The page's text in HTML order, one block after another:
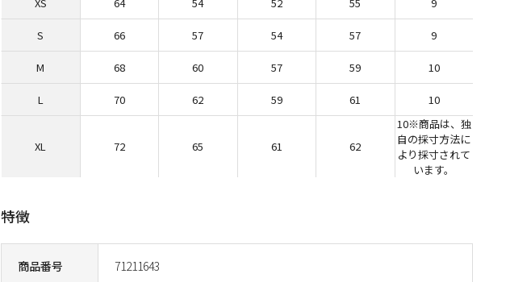
商品番号 71211643
特徴
S 66 57 54 57 9
M 68 60 57 59 10
L 70 62 59 61 10
XL 72 65 61 62
10※商品は、独
自の採寸方法に
より採寸されて
います。